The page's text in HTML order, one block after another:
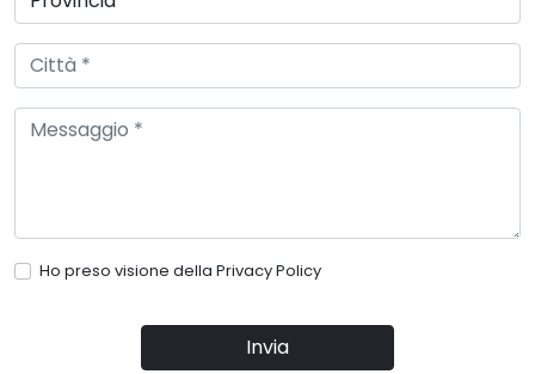
Ho preso visione della Privacy Policy
Invia